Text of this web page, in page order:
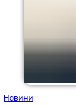
Новини